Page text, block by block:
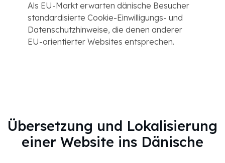
Als EU-Markt erwarten dänische Besucher
standardisierte Cookie-Einwilligungs- und
Datenschutzhinweise, die denen anderer
EU-orientierter Websites entsprechen.
Übersetzung und Lokalisierung
einer Website ins Dänische